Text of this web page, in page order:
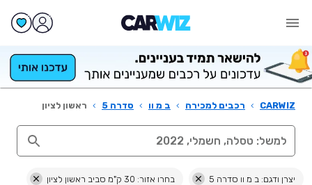
CARWIZ
› רכבים למכירה › ב מ וו › סדרה 5 › ראשון לציון
יצרן ודגם: ב מ וו סדרה 5 בחרו אזור: 30 ק"מ סביב ראשון לציון